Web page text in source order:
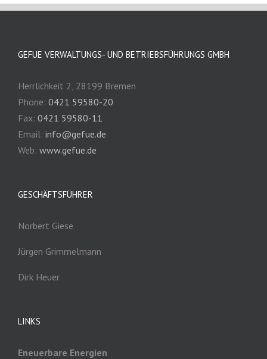
GEFUE VERWALTUNGS- UND BETRIEBSFÜHRUNGS GMBH
Herrlichkeit 2, 28199 Bremen
Phone: 0421 59580-20
Fax: 0421 59580-11
Email: info@gefue.de
Web: www.gefue.de
GESCHÄFTSFÜHRER
Norbert Giese
Jürgen Grimmelmann
Dirk Heuer
LINKS
Eneuerbare Energien